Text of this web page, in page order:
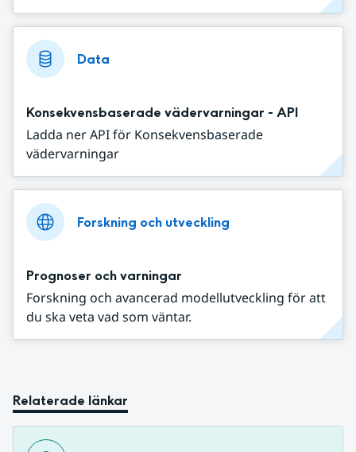
Data
Konsekvensbaserade vädervarningar - API
Ladda ner API för Konsekvensbaserade
vädervarningar
Forskning och utveckling
Prognoser och varningar
Forskning och avancerad modellutveckling för att
du ska veta vad som väntar.
Relaterade länkar